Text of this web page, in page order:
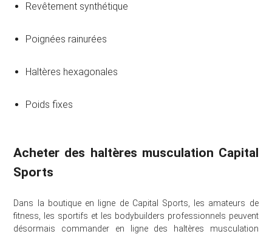
Revêtement synthétique
Poignées rainurées
Haltères hexagonales
Poids fixes
Acheter des haltères musculation Capital
Sports
Dans la boutique en ligne de Capital Sports, les amateurs de
fitness, les sportifs et les bodybuilders professionnels peuvent
désormais commander en ligne des haltères musculation